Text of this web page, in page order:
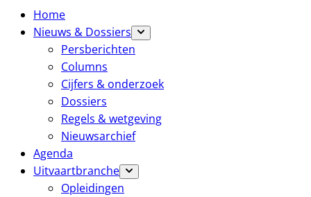
Home
Nieuws & Dossiers
Persberichten
Columns
Cijfers & onderzoek
Dossiers
Regels & wetgeving
Nieuwsarchief
Agenda
Uitvaartbranche
Opleidingen